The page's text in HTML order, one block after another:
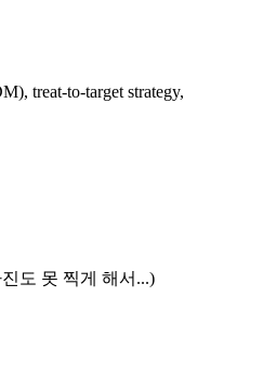
treat-to-target strategy,
도 못 찍게 해서...)